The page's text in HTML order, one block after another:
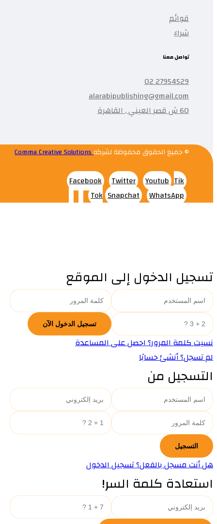
قوائم
شراء
تواصل معنا
27954529 02
alarabipublishing@gmail.com
60 ش قصر العيني , القاهرة
© جميع الحقوق محفوظة لشركهComma Creative Solutions
Facebook Twitter Youtub Tik
Tok Snapchat WhatsApp
تسجيل الدخول إلى الموقع
نسيت كلمة المرور؟ احصل على المساعدة
لم تسجل؟ أنشئ حسابًا
التسجيل من
هل أنت مسجل بالفعل؟ تسجيل الدخول
استعادة كلمة السر!